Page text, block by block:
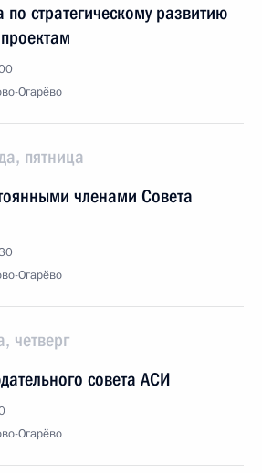
по стратегическому развитию
Огарёво
пятница
членами Совета
Огарёво
четверг
совета АСИ
Огарёво